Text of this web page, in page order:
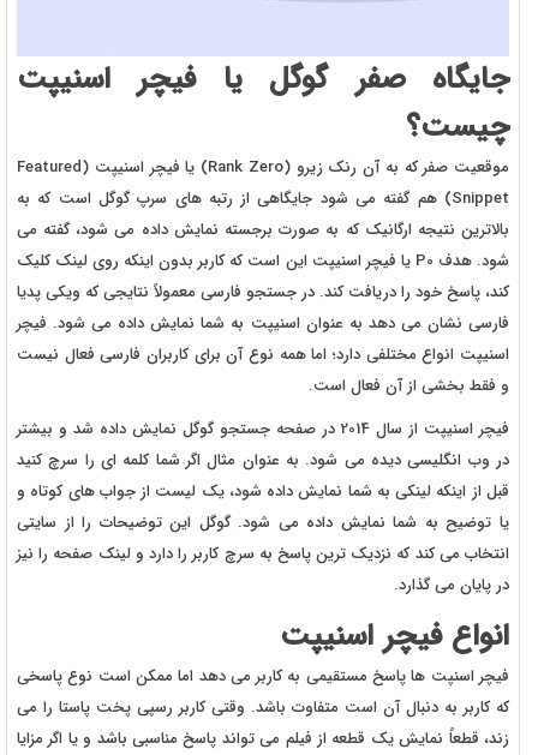
جایگاه صفر گوگل یا فیچر اسنیپت
چیست؟
موقعیت صفر که به آن رنک زیرو (Rank Zero) یا فیچر اسنیپت (Featured
Snippet) هم گفته می شود جایگاهی از رتبه های سرپ گوگل است که به
بالاترین نتیجه ارگانیک که به صورت برجسته نمایش داده می شود، گفته می
شود. هدف P0 یا فیچر اسنیپت این است که کاربر بدون اینکه روی لینک کلیک
کند، پاسخ خود را دریافت کند. در جستجو فارسی معمولاً نتایجی که ویکی پدیا
فارسی نشان می دهد به عنوان اسنیپت به شما نمایش داده می شود. فیچر
اسنیپت انواع مختلفی دارد؛ اما همه نوع آن برای کاربران فارسی فعال نیست
و فقط بخشی از آن فعال است.
فیچر اسنیپت از سال 2014 در صفحه جستجو گوگل نمایش داده شد و بیشتر
در وب انگلیسی دیده می شود. به عنوان مثال اگر شما کلمه ای را سرچ کنید
قبل از اینکه لینکی به شما نمایش داده شود، یک لیست از جواب های کوتاه و
یا توضیح به شما نمایش داده می شود. گوگل این توضیحات را از سایتی
انتخاب می کند که نزدیک ترین پاسخ به سرچ کاربر را دارد و لینک صفحه را نیز
در پایان می گذارد.
انواع فیچر اسنیپت
فیچر اسنپت ها پاسخ مستقیمی به کاربر می دهد اما ممکن است نوع پاسخی
که کاربر به دنبال آن است متفاوت باشد. وقتی کاربر رسپی پخت پاستا را می
زند، قطعاً نمایش یک قطعه از فیلم می تواند پاسخ مناسبی باشد و یا اگر مزایا